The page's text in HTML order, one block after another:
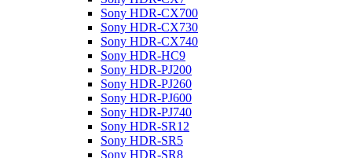
Sony HDR-CX700
Sony HDR-CX730
Sony HDR-CX740
Sony HDR-HC9
Sony HDR-PJ200
Sony HDR-PJ260
Sony HDR-PJ600
Sony HDR-PJ740
Sony HDR-SR12
Sony HDR-SR5
Sony HDR-SR8